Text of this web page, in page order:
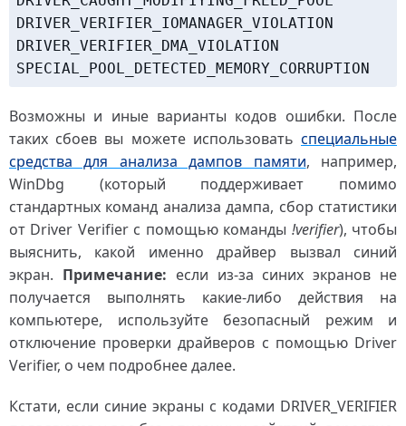
DRIVER_VERIFIER_IOMANAGER_VIOLATION
DRIVER_VERIFIER_DMA_VIOLATION
Возможны и иные варианты кодов ошибки. После
таких сбоев вы можете использовать специальные
средства для анализа дампов памяти, например,
WinDbg (который поддерживает помимо
стандартных команд анализа дампа, сбор статистики
от Driver Verifier с помощью команды !verifier), чтобы
выяснить, какой именно драйвер вызвал синий
экран. Примечание: если из-за синих экранов не
получается выполнять какие-либо действия на
компьютере, используйте безопасный режим и
отключение проверки драйверов с помощью Driver
Verifier, о чем подробнее далее.
Кстати, если синие экраны с кодами DRIVER_VERIFIER